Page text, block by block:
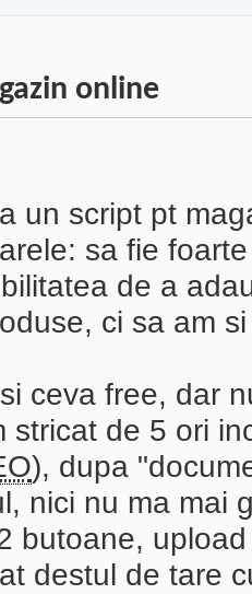
online
un script pt
sa fie
de a
ci sa am
ceva free, dar
stricat de 5 ori
), dupa
nici nu ma mai
butoane,
destul de tare